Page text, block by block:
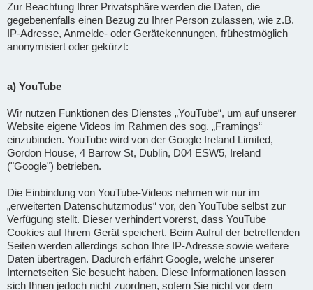
Zur Beachtung Ihrer Privatsphäre werden die Daten, die
gegebenenfalls einen Bezug zu Ihrer Person zulassen, wie z.B.
IP-Adresse, Anmelde- oder Gerätekennungen, frühestmöglich
anonymisiert oder gekürzt:
a) YouTube
Wir nutzen Funktionen des Dienstes „YouTube“, um auf unserer
Website eigene Videos im Rahmen des sog. „Framings“
einzubinden. YouTube wird von der Google Ireland Limited,
Gordon House, 4 Barrow St, Dublin, D04 ESW5, Ireland
("Google") betrieben.
Die Einbindung von YouTube-Videos nehmen wir nur im
„erweiterten Datenschutzmodus“ vor, den YouTube selbst zur
Verfügung stellt. Dieser verhindert vorerst, dass YouTube
Cookies auf Ihrem Gerät speichert. Beim Aufruf der betreffenden
Seiten werden allerdings schon Ihre IP-Adresse sowie weitere
Daten übertragen. Dadurch erfährt Google, welche unserer
Internetseiten Sie besucht haben. Diese Informationen lassen
sich Ihnen jedoch nicht zuordnen, sofern Sie nicht vor dem